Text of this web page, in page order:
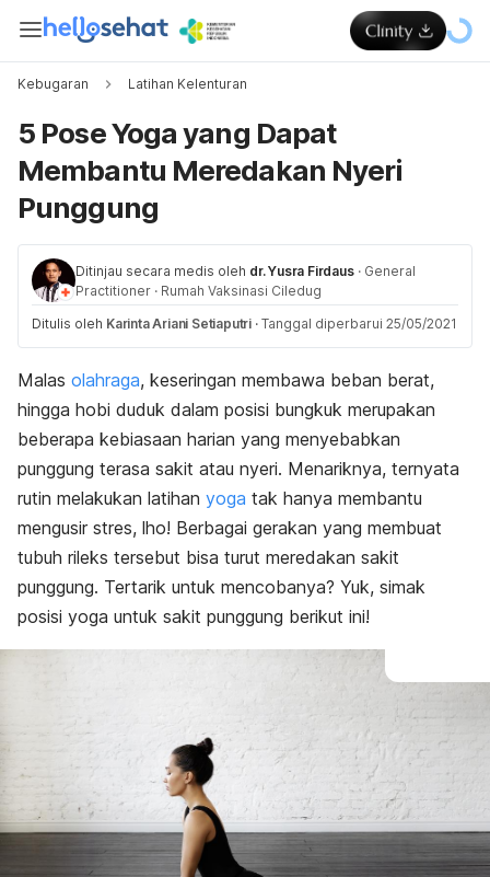
Kebugaran Latihan Kelenturan
5 Pose Yoga yang Dapat
Membantu Meredakan Nyeri
Punggung
Ditinjau secara medis oleh dr. Yusra Firdaus · General
Practitioner · Rumah Vaksinasi Ciledug
Ditulis oleh Karinta Ariani Setiaputri · Tanggal diperbarui 25/05/2021
Malas olahraga, keseringan membawa beban berat,
hingga hobi duduk dalam posisi bungkuk merupakan
beberapa kebiasaan harian yang menyebabkan
punggung terasa sakit atau nyeri. Menariknya, ternyata
rutin melakukan latihan yoga tak hanya membantu
mengusir stres, lho! Berbagai gerakan yang membuat
tubuh rileks tersebut bisa turut meredakan sakit
punggung. Tertarik untuk mencobanya? Yuk, simak
posisi yoga untuk sakit punggung berikut ini!